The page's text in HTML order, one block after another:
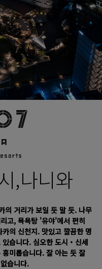
,나니와
의 거리가 보일 듯 말 듯. 나무
고, 목욕탕 '유야'에서 편히
의 신천지. 맛있고 깔끔한 명
습니다. 심오한 도시・신세
미롭습니다. 잘 아는 듯 잘
습니다.